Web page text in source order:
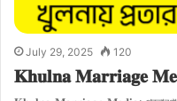
July 29, 2025 120
𝐊𝐡𝐮𝐥𝐧𝐚 𝐌𝐚𝐫𝐫𝐢𝐚𝐠𝐞